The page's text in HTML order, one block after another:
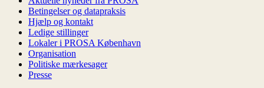
Betingelser og datapraksis
Hjælp og kontakt
Ledige stillinger
Lokaler i PROSA København
Organisation
Politiske mærkesager
Presse